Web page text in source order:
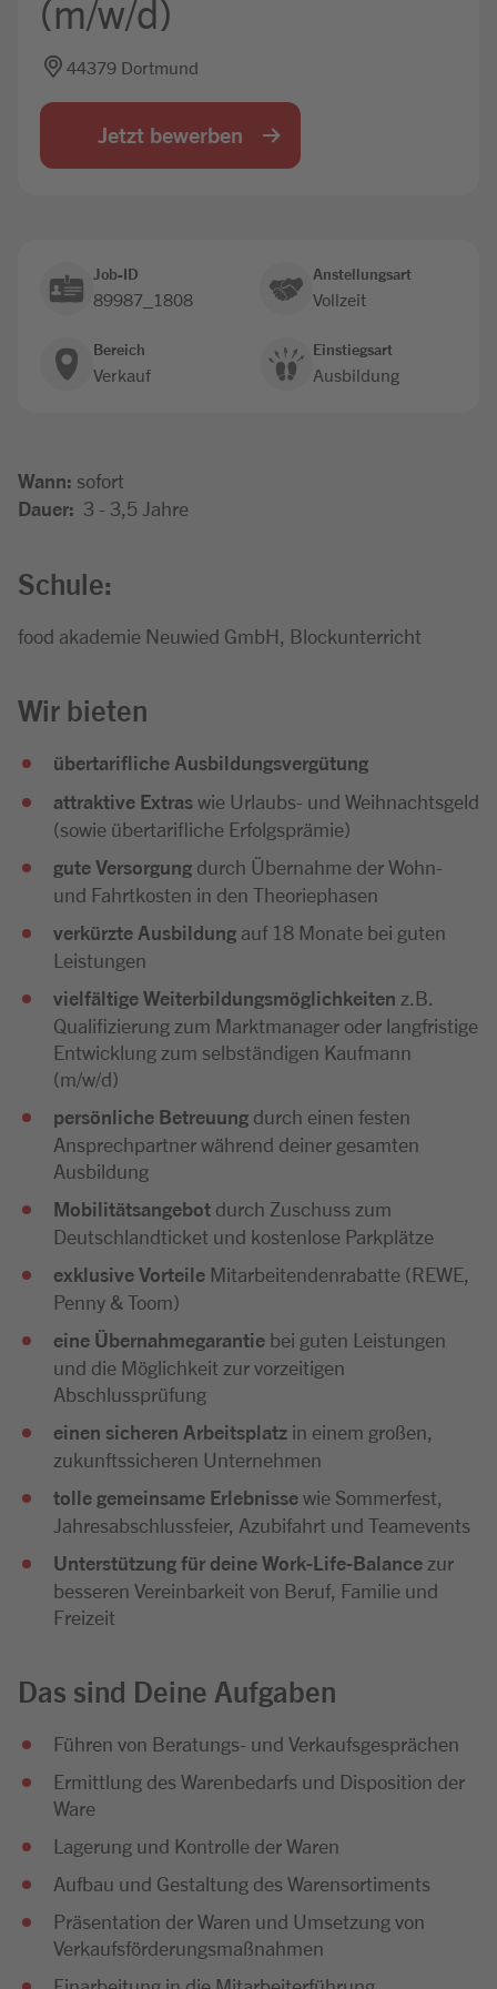
(m/w/d)
44379 Dortmund
Jetzt bewerben
Job-ID
89987_1808
Anstellungsart
Vollzeit
Bereich
Verkauf
Einstiegsart
Ausbildung
Wann: sofort
Dauer: 3 - 3,5 Jahre
Schule:
food akademie Neuwied GmbH, Blockunterricht
Wir bieten
übertarifliche Ausbildungsvergütung
attraktive Extraswie Urlaubs- und Weihnachtsgeld
(sowie übertarifliche Erfolgsprämie)
gute Versorgung durch Übernahme der Wohn-
und Fahrtkosten in den Theoriephasen
verkürzte Ausbildung auf 18 Monate bei guten
Leistungen
vielfältige Weiterbildungsmöglichkeiten z.B.
Qualifizierung zum Marktmanager oder langfristige
Entwicklung zum selbständigen Kaufmann
(m/w/d)
persönliche Betreuung durch einen festen
Ansprechpartner während deiner gesamten
Ausbildung
Mobilitätsangebot durch Zuschuss zum
Deutschlandticket und kostenlose Parkplätze
exklusive Vorteile Mitarbeitendenrabatte (REWE,
Penny & Toom)
eine Übernahmegarantie bei guten Leistungen
und die Möglichkeit zur vorzeitigen
Abschlussprüfung
einen sicheren Arbeitsplatz in einem großen,
zukunftssicheren Unternehmen
tolle gemeinsame Erlebnissewie Sommerfest,
Jahresabschlussfeier, Azubifahrt und Teamevents
Unterstützung für deine Work-Life-Balance zur
besseren Vereinbarkeit von Beruf, Familie und
Freizeit
Das sind Deine Aufgaben
Führen von Beratungs- und Verkaufsgesprächen
Ermittlung des Warenbedarfs und Disposition der
Ware
Lagerung und Kontrolle der Waren
Aufbau und Gestaltung des Warensortiments
Präsentation der Waren und Umsetzung von
Verkaufsförderungsmaßnahmen